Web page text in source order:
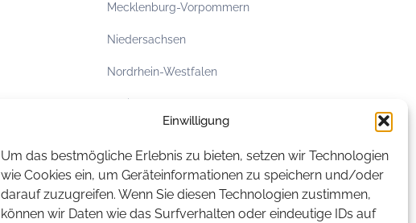
Einwilligung
Um das bestmögliche Erlebnis zu bieten, setzen wir Technologien
wie Cookies ein, um Geräteinformationen zu speichern und/oder
darauf zuzugreifen. Wenn Sie diesen Technologien zustimmen,
können wir Daten wie das Surfverhalten oder eindeutige IDs auf
Mecklenburg-Vorpommern
Niedersachsen
Nordrhein-Westfalen
Sachsen
Sachsen-Anhalt